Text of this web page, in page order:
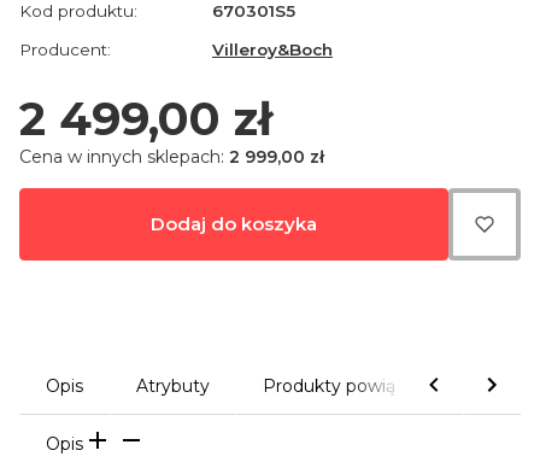
Kod produktu:
670301S5
Producent:
Villeroy&Boch
Cena
2 499,00 zł
Cena w innych sklepach: 2 999,00 zł
Dodaj do koszyka
Opis Atrybuty Produkty powiązane
Opis